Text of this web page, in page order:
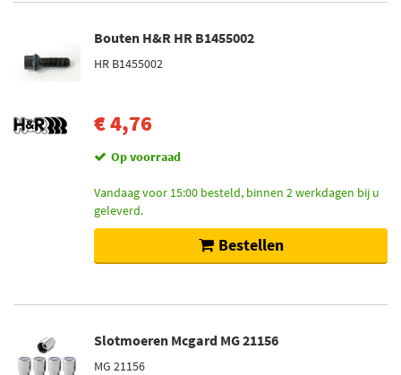
Bouten H&R HR B1455002
HR B1455002
€ 4,76
Op voorraad
Vandaag voor 15:00 besteld, binnen 2 werkdagen bij u
geleverd.
Bestellen
Slotmoeren Mcgard MG 21156
MG 21156